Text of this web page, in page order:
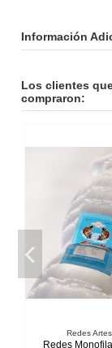
Información
Los clientes
compraron:
Redes
Redes